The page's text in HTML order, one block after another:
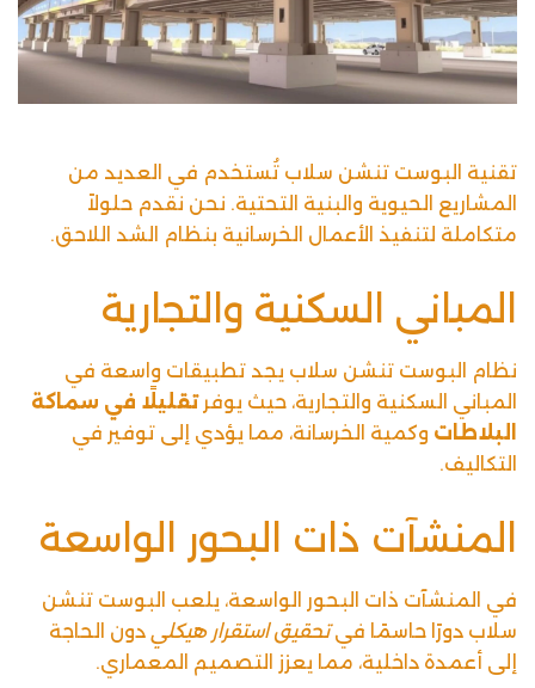
تقنية البوست تنشن سلاب تُستخدم في العديد من
المشاريع الحيوية والبنية التحتية. نحن نقدم حلولاً
متكاملة لتنفيذ الأعمال الخرسانية بنظام الشد اللاحق.
المباني السكنية والتجارية
نظام البوست تنشن سلاب يجد تطبيقات واسعة في
المباني السكنية والتجارية، حيث يوفرتقليلًا في سماكة
البلاطات وكمية الخرسانة، مما يؤدي إلى توفير في
التكاليف.
المنشآت ذات البحور الواسعة
في المنشآت ذات البحور الواسعة، يلعب البوست تنشن
سلاب دورًا حاسمًا فيتحقيق استقرار هيكلي دون الحاجة
إلى أعمدة داخلية، مما يعزز
التصميم المعماري.